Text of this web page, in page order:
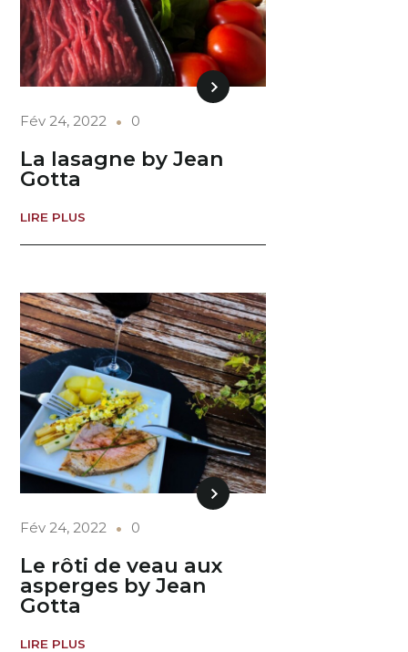
Fév 24, 2022 0
La lasagne by Jean
Gotta
LIRE PLUS
Fév 24, 2022 0
Le rôti de veau aux
asperges by Jean
Gotta
LIRE PLUS